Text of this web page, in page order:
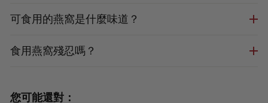
可食用的燕窩是什麼味道？
食用燕窩殘忍嗎？
您可能還對：